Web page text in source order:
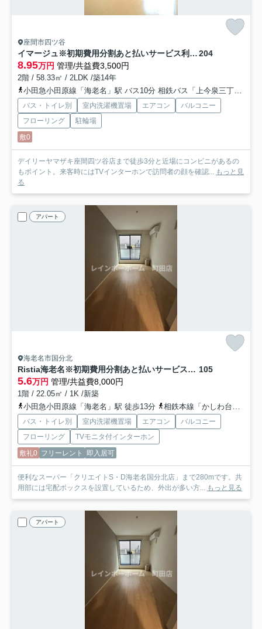
座間市四ツ谷
イマージュ※初期費用分割あと払いサービス利用可能物件 204
8.95万円 管理/共益費3,500円
2階 / 58.33㎡ / 2LDK /築14年
小田急小田原線「海老名」駅 バス10分 相鉄バス「上今泉三丁目」 停歩16分
バス・トイレ別 室内洗濯機置場 エアコン
バルコニー
フローリング
駐輪場
敷0
デイリーヤマザキ座間四ツ谷店まで徒歩3分と近場にコンビニがあるの
もポイント。来客時にはTVインターホンで訪問者の顔を確認... もっと見
る
アパート
海老名市国分北
Ristia海老名※初期費用分割あと払いサービス利用可能物件 105
5.6万円 管理/共益費8,000円
1階 / 22.05㎡ / 1K /新築
小田急小田原線「海老名」駅 徒歩13分
相鉄本線「かしわ台」駅 徒歩30分
バス・トイレ別 室内洗濯機置場 エアコン
バルコニー
フローリング
TVモニタ付インターホン
敷礼0 フリーレント 即入居可
便利なスーパー「クリエイトS・D海老名国分北店」まで280mです。共
用部には宅配ボックスを設置しているため、外出が多い方... もっと見る
アパート